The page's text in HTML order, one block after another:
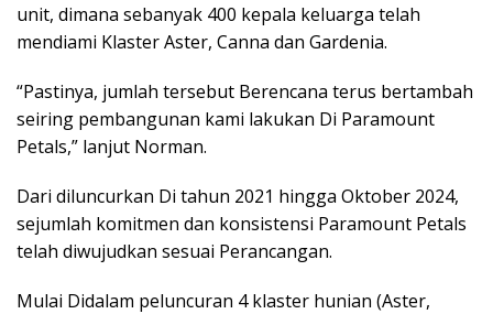
unit, dimana sebanyak 400 kepala keluarga telah
mendiami Klaster Aster, Canna dan Gardenia.
“Pastinya, jumlah tersebut Berencana terus bertambah
seiring pembangunan kami lakukan Di Paramount
Petals,” lanjut Norman.
Dari diluncurkan Di tahun 2021 hingga Oktober 2024,
sejumlah komitmen dan konsistensi Paramount Petals
telah diwujudkan sesuai Perancangan.
Mulai Didalam peluncuran 4 klaster hunian (Aster,